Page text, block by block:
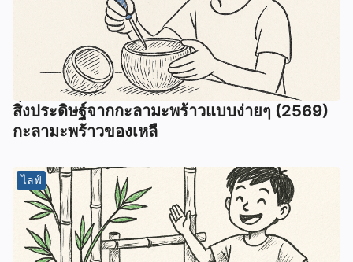
สิ่งประดิษฐ์จากกะลามะพร้าวแบบง่ายๆ (2569)
กะลามะพร้าวของเหลื
ไลฟ์